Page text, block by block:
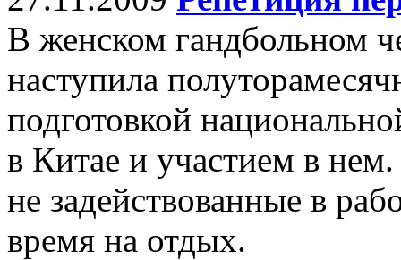
В женском гандбольном
наступила
подготовкой
в Китае и участием в
не задействованные в
время на отдых.